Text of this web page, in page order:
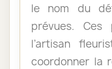
le nom du
prévues. Ces
l’artisan
coordonner la